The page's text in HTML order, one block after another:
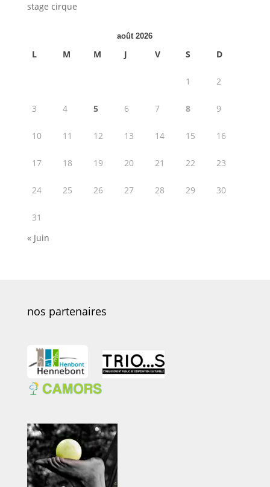
stage cirque
août 2026
L M M J V S D
1 2
3 4 5 6 7 8 9
10 11 12 13 14 15 16
17 18 19 20 21 22 23
24 25 26 27 28 29 30
31
« Juin
nos partenaires